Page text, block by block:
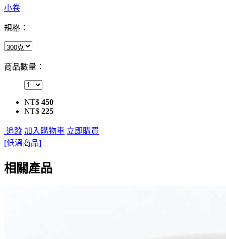
小卷
規格：
商品數量：
NT$ 450
NT$ 225
追蹤 加入購物車 立即購買
[低溫商品]
相關產品